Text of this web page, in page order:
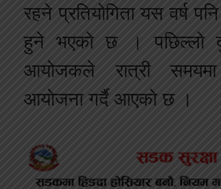
रहने प्रतियोगिता यस वर्ष
हुने भएको छ । पछिल्लो
आयोजकले रात्री समयमा
आयोजना गर्दै आएको छ ।